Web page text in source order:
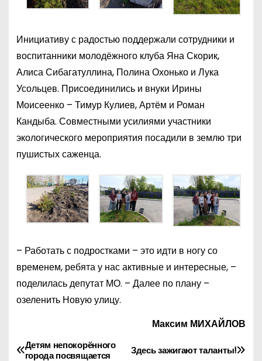
Инициативу с радостью поддержали сотрудники и
воспитанники молодёжного клуба Яна Скорик,
Алиса Сибагатуллина, Полина Охонько и Лука
Усольцев. Присоединились и внуки Ирины
Моисеенко – Тимур Кулиев, Артём и Роман
Кандыба. Совместными усилиями участники
экологического мероприятия посадили в землю три
пушистых саженца.
– Работать с подростками – это идти в ногу со
временем, ребята у нас активные и интересные, –
поделилась депутат МО. – Далее по плану –
озеленить Новую улицу.
Максим МИХАЙЛОВ
Н
Здесь зажигают таланты!
Детям непокорённого
города посвящается